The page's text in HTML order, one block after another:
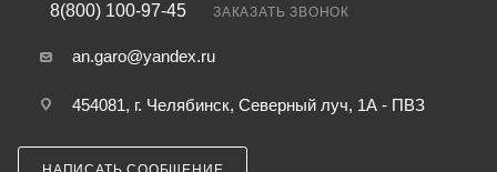
8(800) 100-97-45 ЗАКАЗАТЬ ЗВОНОК
an.garo@yandex.ru
454081, г. Челябинск, Северный луч, 1А - ПВЗ